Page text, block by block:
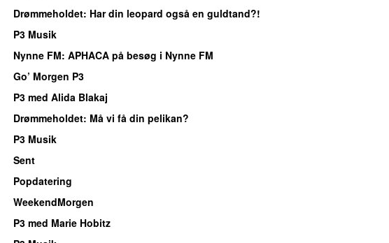
Drømmeholdet: Har din leopard også en guldtand?!
P3 Musik
Nynne FM: APHACA på besøg i Nynne FM
Go’ Morgen P3
P3 med Alida Blakaj
Drømmeholdet: Må vi få din pelikan?
P3 Musik
Sent
Popdatering
WeekendMorgen
P3 med Marie Hobitz